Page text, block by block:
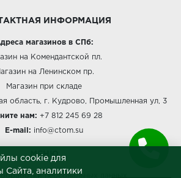
ИНФОРМАЦИЯ
магазинов в СПб:
на Комендантской пл.
на Ленинском пр.
Магазин при складе
область, г. Кудрово, Промышленная ул, 3
нам: +7 812 245 69 28
E-mail: info@ctom.su
МЕНЮ
персональных данных
cookie для
Сайта, аналитики